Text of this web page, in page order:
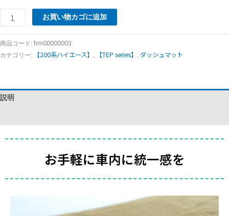
お買い物カゴに追加
商品コード: hm00000003
カテゴリー: 【200系ハイエース】 , 【TEP series】 , ダッシュマット
説明
お手軽に車内に統一感を